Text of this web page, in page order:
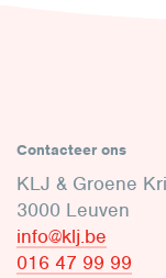
Contacteer ons
KLJ & Groene
3000 Leuven
info@klj.be​
016 47 99 99